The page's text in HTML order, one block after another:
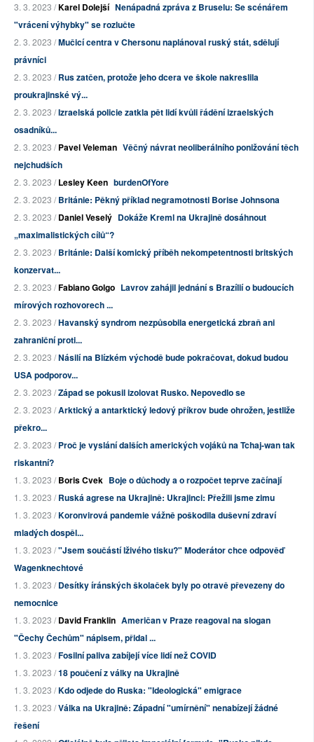
3. 3. 2023 /Karel Dolejší Nenápadná zpráva z Bruselu: Se scénářem
"vrácení výhybky" se rozlučte
2. 3. 2023 /Mučicí centra v Chersonu naplánoval ruský stát, sdělují
právníci
2. 3. 2023 /Rus zatčen, protože jeho dcera ve škole nakreslila
proukrajinské vý...
2. 3. 2023 /Izraelská policie zatkla pět lidí kvůli řádění izraelských
osadníků...
2. 3. 2023 /Pavel Veleman Věčný návrat neoliberálního ponižování těch
nejchudších
2. 3. 2023 /Lesley Keen burdenOfYore
2. 3. 2023 /Británie: Pěkný příklad negramotnosti Borise Johnsona
2. 3. 2023 /Daniel Veselý Dokáže Kreml na Ukrajině dosáhnout
„maximalistických cílů“?
2. 3. 2023 /Británie: Další komický příběh nekompetentnosti britských
konzervat...
2. 3. 2023 /Fabiano Golgo Lavrov zahájil jednání s Brazílií o budoucích
mírových rozhovorech ...
2. 3. 2023 /Havanský syndrom nezpůsobila energetická zbraň ani
zahraniční proti...
2. 3. 2023 /Násilí na Blízkém východě bude pokračovat, dokud budou
USA podporov...
2. 3. 2023 /Západ se pokusil izolovat Rusko. Nepovedlo se
2. 3. 2023 /Arktický a antarktický ledový příkrov bude ohrožen, jestliže
překro...
2. 3. 2023 /Proč je vyslání dalších amerických vojáků na Tchaj-wan tak
riskantní?
1. 3. 2023 /Boris Cvek Boje o důchody a o rozpočet teprve začínají
1. 3. 2023 /Ruská agrese na Ukrajině: Ukrajinci: Přežili jsme zimu
1. 3. 2023 /Koronvirová pandemie vážně poškodila duševní zdraví
mladých dospěl...
1. 3. 2023 /"Jsem součástí lživého tisku?" Moderátor chce odpověď
Wagenknechtové
1. 3. 2023 /Desítky íránských školaček byly po otravě převezeny do
nemocnice
1. 3. 2023 /David Franklin Američan v Praze reagoval na slogan
"Čechy Čechům" nápisem, přidal ...
1. 3. 2023 /Fosilní paliva zabíjejí více lidí než COVID
1. 3. 2023 /18 poučení z války na Ukrajině
1. 3. 2023 /Kdo odjede do Ruska: "Ideologická" emigrace
1. 3. 2023 /Válka na Ukrajině: Západní "umírnění" nenabízejí žádné
řešení